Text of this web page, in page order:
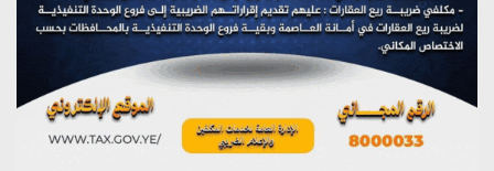
تستمعون لبرنامج (مع السيد القائد)
يوليو 26, 2026